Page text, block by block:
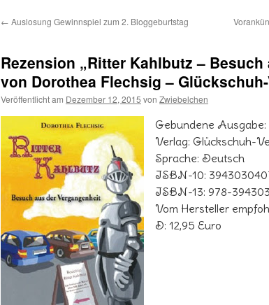
← Auslosung Gewinnspiel zum 2. Bloggeburtstag
Rezension „Ritter Kahlbutz –
von Dorothea Flechsig –
Veröffentlicht am Dezember 12, 2015 von Zwiebelchen
Gebundene Ausgabe:
Verlag: Glückschuh-
Sprache: Deutsch
ISBN-10:
ISBN-13: 978-
Vom Hersteller
D: 12,95 Euro